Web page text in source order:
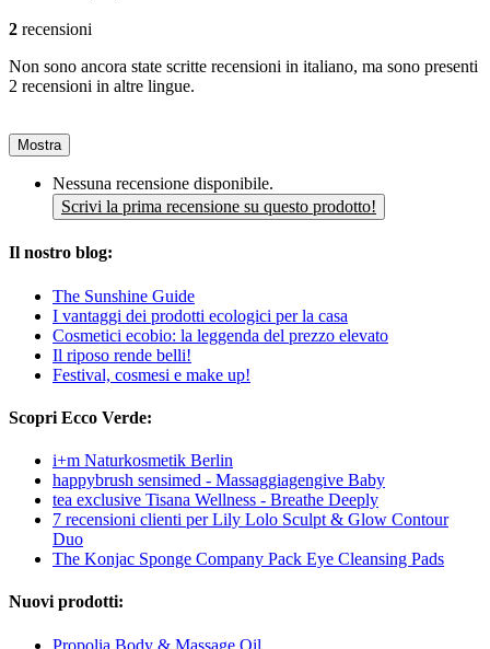
2 recensioni
Non sono ancora state scritte recensioni in italiano, ma sono presenti
2 recensioni in altre lingue.
Mostra
Nessuna recensione disponibile.
Scrivi la prima recensione su questo prodotto!
Il nostro blog:
The Sunshine Guide
I vantaggi dei prodotti ecologici per la casa
Cosmetici ecobio: la leggenda del prezzo elevato
Il riposo rende belli!
Festival, cosmesi e make up!
Scopri Ecco Verde:
i+m Naturkosmetik Berlin
happybrush sensimed - Massaggiagengive Baby
tea exclusive Tisana Wellness - Breathe Deeply
7 recensioni clienti per Lily Lolo Sculpt & Glow Contour
Duo
The Konjac Sponge Company Pack Eye Cleansing Pads
Nuovi prodotti:
Propolia Body & Massage Oil